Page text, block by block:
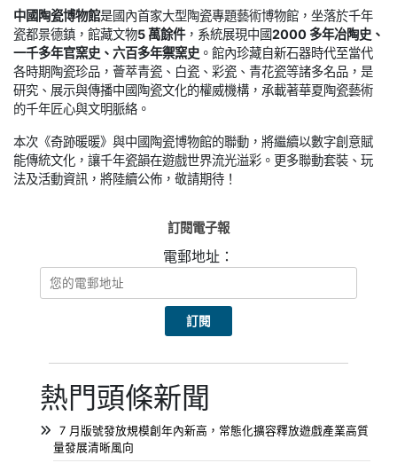
中國陶瓷博物館是國內首家大型陶瓷專題藝術博物館，坐落於千年
瓷都景德鎮，館藏文物5 萬餘件，系統展現中國2000 多年冶陶史、
一千多年官窯史、六百多年禦窯史 。館內珍藏自新石器時代至當代
各時期陶瓷珍品，薈萃青瓷、白瓷、彩瓷、青花瓷等諸多名品，是
研究、展示與傳播中國陶瓷文化的權威機構，承載著華夏陶瓷藝術
的千年匠心與文明脈絡。
本次《奇跡暖暖》與中國陶瓷博物館的聯動，將繼續以數字創意賦
能傳統文化，讓千年瓷韻在遊戲世界流光溢彩。更多聯動套裝、玩
法及活動資訊，將陸續公佈，敬請期待！
訂閱電子報
電郵地址：
熱門頭條新聞
7 月版號發放規模創年內新高，常態化擴容釋放遊戲產業高質
量發展清晰風向